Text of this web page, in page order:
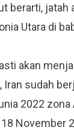
berarti, jatah
Utara di
akan
Iran sudah
2022
November